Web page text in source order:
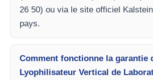
26 50) ou via le site officiel
pays.
Comment fonctionne la garantie
Lyophilisateur Vertical de